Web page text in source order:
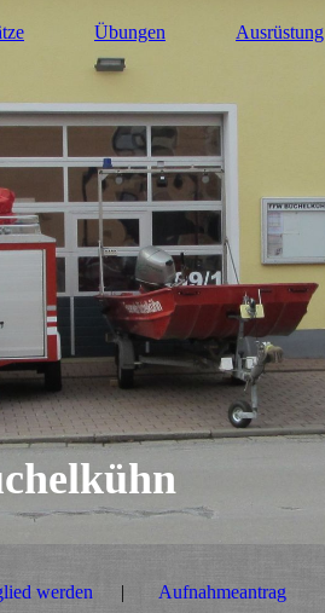
Übungen Ausrüstung
werden Aufnahmeantrag